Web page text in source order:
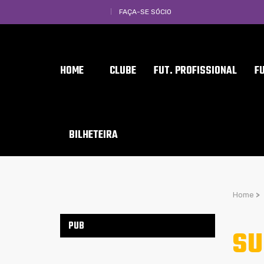
FAÇA-SE SÓCIO
HOME CLUBE FUT. PROFISSIONAL
BILHETEIRA
Home >
PUB